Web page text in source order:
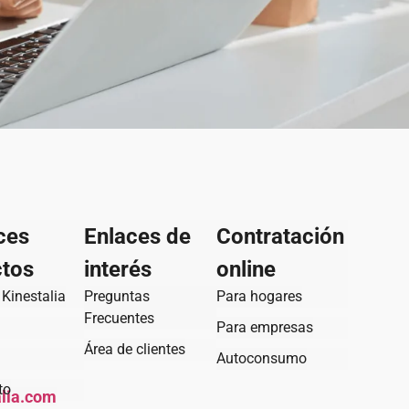
Enlaces de
interés
Preguntas
Frecuentes
Área de clientes
Contratación
online
Para hogares
Para empresas
Autoconsumo